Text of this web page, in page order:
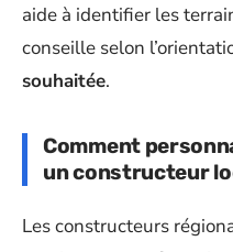
aide à identifier les
conseille selon
souhaitée.
Comment
un constructeur
Les constructeurs